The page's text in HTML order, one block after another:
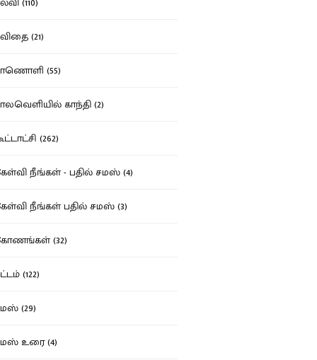
(21)
(55)
காந்தி (2)
(262)
நீங்கள் - பதில் சமஸ் (4)
நீங்கள் பதில் சமஸ் (3)
(32)
(122)
(29)
உரை (4)